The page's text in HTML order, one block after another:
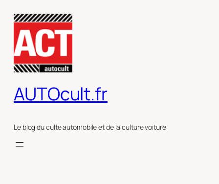
contenu
AUTOcult.fr
Le blog du culte automobile et de la culture voiture